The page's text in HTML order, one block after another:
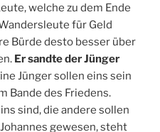
welche zu dem Ende
für Geld
Bürde desto besser über
Er sandte der Jünger
Jünger sollen eins sein
Bande des Friedens.
sind, die andere sollen
gewesen, steht